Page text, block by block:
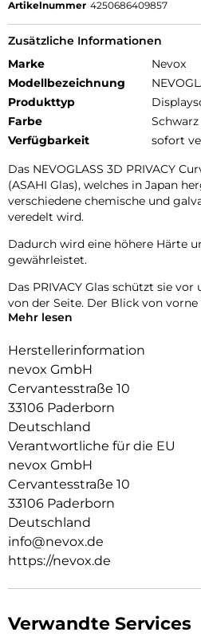
Artikelnummer 4250686409857
Zusätzliche Informationen
Marke
Nevox
Modellbezeichnung
Produkttyp
Farbe
Schwarz
Verfügbarkeit
sofort
Das NEVOGLASS 3D PRIVACY
(ASAHI Glas), welches in Japan
verschiedene chemische und
veredelt wird.
Dadurch wird eine höhere Härte
gewährleistet.
Das PRIVACY Glas schützt sie
von der Seite. Der Blick von
möglich, gleichzeitig wird der
Das NEVOGLASS 3D ist an den
sich somit dem Display an,
erzielt.
Durch die Umformungen wird
Mehr lesen
Herstellerinformation
nevox GmbH
Cervantesstraße 10
33106 Paderborn
Deutschland
Verantwortliche für die EU
nevox GmbH
Cervantesstraße 10
33106 Paderborn
Deutschland
info@nevox.de
https://nevox.de
Verwandte Services